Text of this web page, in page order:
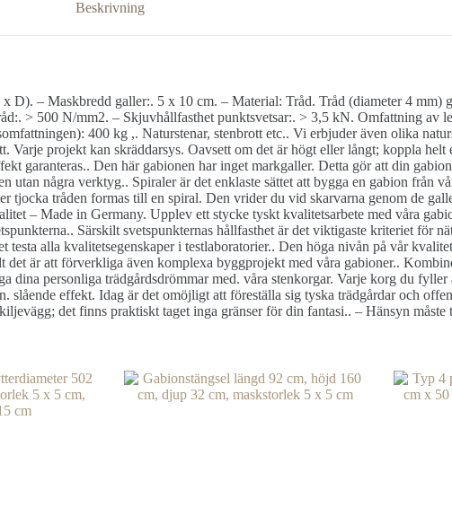
Beskrivning
– Maskbredd galler:. 5 x 10 cm. – Material: Tråd. Tråd (diameter 4
> 500 N/mm2. – Skjuvhållfasthet punktsvetsar:. > 3,5 kN. Omfattning av
400 kg ,. Naturstenar, stenbrott etc.. Vi erbjuder även olika
projekt kan skräddarsys. Oavsett om det är högt eller långt; koppla
garanteras.. Den här gabionen har inget markgaller. Detta gör att din
några verktyg.. Spiraler är det enklaste sättet att bygga en gabion från
tråden formas till en spiral. Den vrider du vid skarvarna genom de
– Made in Germany. Upplev ett stycke tyskt kvalitetsarbete med våra
Särskilt svetspunkternas hållfasthet är det viktigaste kriteriet för
testa alla kvalitetsegenskaper i testlaboratorier.. Den höga nivån på vår
är att förverkliga även komplexa byggprojekt med våra gabioner..
personliga trädgårdsdrömmar med. våra stenkorgar. Varje korg du
effekt. Idag är det omöjligt att föreställa sig tyska trädgårdar och
det finns praktiskt taget inga gränser för din fantasi.. – Hänsyn